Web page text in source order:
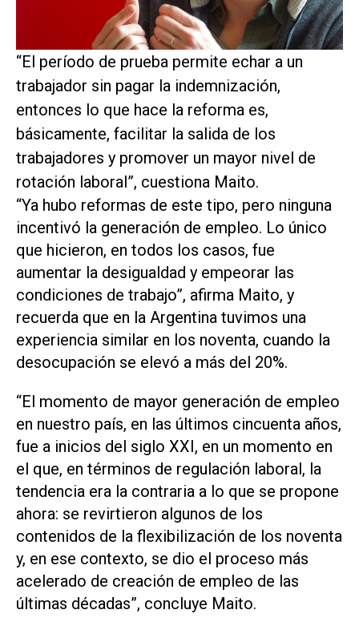
“El período de prueba permite echar a un
trabajador sin pagar la indemnización,
entonces lo que hace la reforma es,
básicamente, facilitar la salida de los
trabajadores y promover un mayor nivel de
rotación laboral”, cuestiona Maito.
“Ya hubo reformas de este tipo, pero ninguna
incentivó la generación de empleo. Lo único
que hicieron, en todos los casos, fue
aumentar la desigualdad y empeorar las
condiciones de trabajo”, afirma Maito, y
recuerda que en la Argentina tuvimos una
experiencia similar en los noventa, cuando la
desocupación se elevó a más del 20%.
“El momento de mayor generación de empleo
en nuestro país, en las últimos cincuenta años,
fue a inicios del siglo XXI, en un momento en
el que, en términos de regulación laboral, la
tendencia era la contraria a lo que se propone
ahora: se revirtieron algunos de los
contenidos de la flexibilización de los noventa
y, en ese contexto, se dio el proceso más
acelerado de creación de empleo de las
últimas décadas”, concluye Maito.